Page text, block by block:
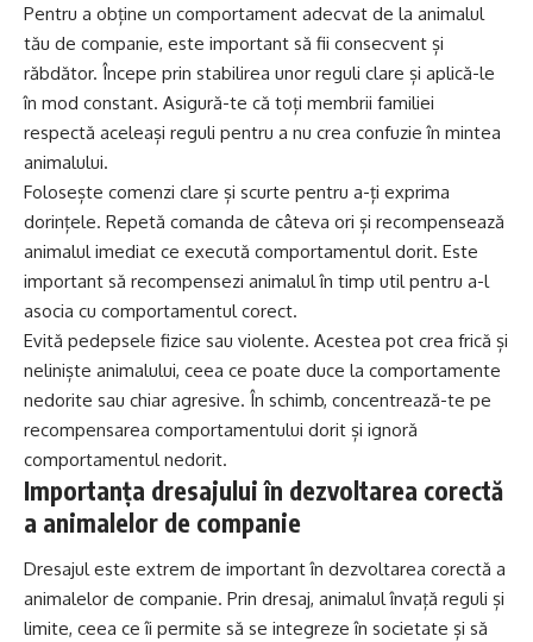
Pentru a obține un comportament adecvat de la animalul
tău de companie, este important să fii consecvent și
răbdător. Începe prin stabilirea unor reguli clare și aplică-le
în mod constant. Asigură-te că toți membrii familiei
respectă aceleași reguli pentru a nu crea confuzie în mintea
animalului.
Folosește comenzi clare și scurte pentru a-ți exprima
dorințele. Repetă comanda de câteva ori și recompensează
animalul imediat ce execută comportamentul dorit. Este
important să recompensezi animalul în timp util pentru a-l
asocia cu comportamentul corect.
Evită pedepsele fizice sau violente. Acestea pot crea frică și
neliniște animalului, ceea ce poate duce la comportamente
nedorite sau chiar agresive. În schimb, concentrează-te pe
recompensarea comportamentului dorit și ignoră
comportamentul nedorit.
Importanța dresajului în dezvoltarea corectă
a animalelor de companie
Dresajul este extrem de important în dezvoltarea corectă a
animalelor de companie. Prin dresaj, animalul învață reguli și
limite, ceea ce îi permite să se integreze în societate și să